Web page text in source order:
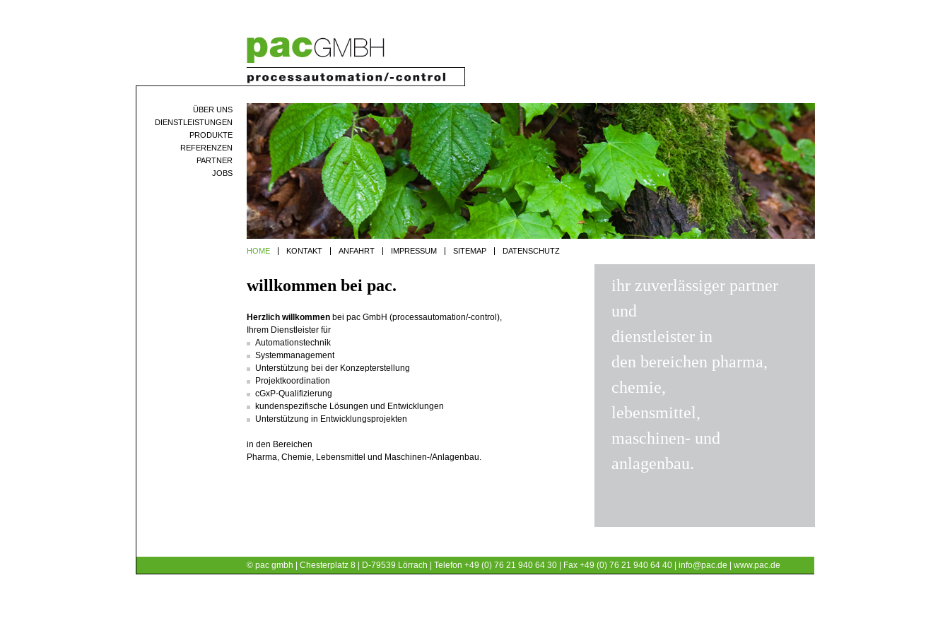
HOME KONTAKT ANFAHRT IMPRESSUM SITEMAP DATENSCHUTZ
willkommen bei pac.
Herzlich willkommen bei pac GmbH (processautomation/-control),
Ihrem Dienstleister für
Automationstechnik
Systemmanagement
Unterstützung bei der Konzepterstellung
Projektkoordination
cGxP-Qualifizierung
kundenspezifische Lösungen und Entwicklungen
Unterstützung in Entwicklungsprojekten
in den Bereichen
Pharma, Chemie, Lebensmittel und Maschinen-/Anlagenbau.
ihr zuverlässiger partner
und
dienstleister in
den bereichen pharma,
chemie,
lebensmittel,
maschinen- und
anlagenbau.
ÜBER UNS
DIENSTLEISTUNGEN
PRODUKTE
REFERENZEN
PARTNER
JOBS
© pac gmbh | Chesterplatz 8 | D-79539 Lörrach | Telefon +49 (0) 76 21 940 64 30 | Fax +49 (0) 76 21 940 64 40 | info@pac.de www.pac.de